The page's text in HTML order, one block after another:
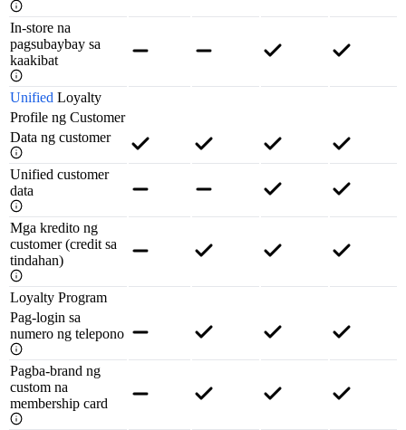
In-store na
pagsubaybay sa
kaakibat
Unified Loyalty
Profile ng Customer
Data ng customer
Unified customer
data
Mga kredito ng
customer (credit sa
tindahan)
Loyalty Program
Pag-login sa
numero ng telepono
Pagba-brand ng
custom na
membership card